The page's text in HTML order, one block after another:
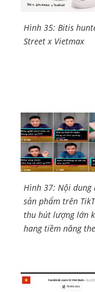
Hình 35: Bitis
Street x Vietmax
Hình 37: Nội dung
sản phẩm trên
thu hút lượng lớn
hang tiềm năng